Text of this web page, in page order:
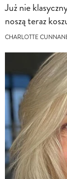
Już nie
noszą teraz
CHARLOTTE